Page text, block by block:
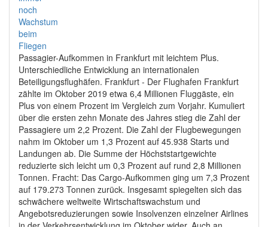
Passagier-Aufkommen in Frankfurt mit leichtem Plus.
Unterschiedliche Entwicklung an internationalen
Beteiligungsflughäfen. Frankfurt - Der Flughafen Frankfurt
zählte im Oktober 2019 etwa 6,4 Millionen Fluggäste, ein
Plus von einem Prozent im Vergleich zum Vorjahr. Kumuliert
über die ersten zehn Monate des Jahres stieg die Zahl der
Passagiere um 2,2 Prozent. Die Zahl der Flugbewegungen
nahm im Oktober um 1,3 Prozent auf 45.938 Starts und
Landungen ab. Die Summe der Höchststartgewichte
reduzierte sich leicht um 0,3 Prozent auf rund 2,8 Millionen
Tonnen. Fracht: Das Cargo-Aufkommen ging um 7,3 Prozent
auf 179.273 Tonnen zurück. Insgesamt spiegelten sich das
schwächere weltweite Wirtschaftswachstum und
Angebotsreduzierungen sowie Insolvenzen einzelner Airlines